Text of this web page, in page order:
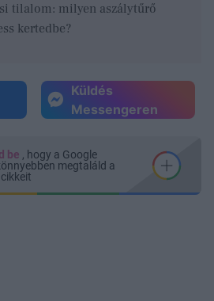
tilalom: milyen aszálytűrő
kertedbe?
Küldés
Messengeren
be , hogy a Google
megtaláld a